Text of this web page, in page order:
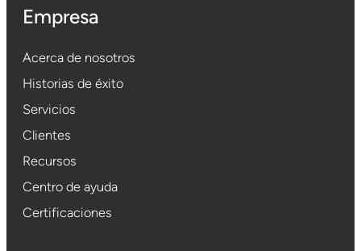
Empresa
Acerca de nosotros
Historias de éxito
Servicios
Clientes
Recursos
Centro de ayuda
Certificaciones